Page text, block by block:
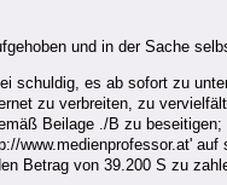
und in der Sache
schuldig, es ab sofort zu
zu verbreiten, zu
Beilage ./B zu
www.medienprofessor.at'
Betrag von 39.200 S zu